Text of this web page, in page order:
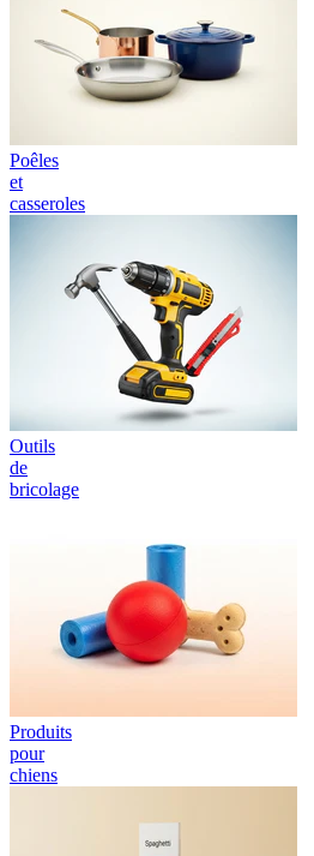
Poêles
et
casseroles
Outils
de
bricolage
Produits
pour
chiens